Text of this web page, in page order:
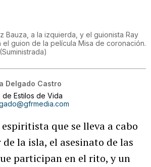
Bauza, a la izquierda, y el guionista Ray
el guion de la película Misa de coronación.
(Suministrada)
Delgado Castro
de Estilos de Vida
que se lleva a cabo
la isla, el asesinato de las
participan en el rito, y un